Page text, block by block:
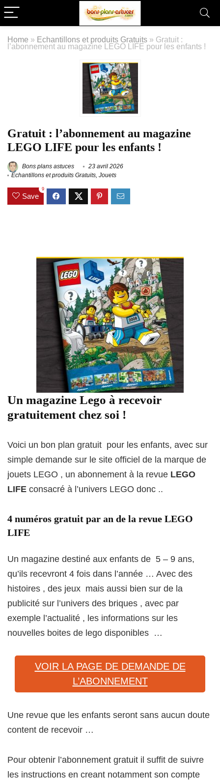
Home » Echantillons et produits Gratuits » Gratuit :
l’abonnement au magazine LEGO LIFE pour les enfants !
Gratuit : l’abonnement au magazine
LEGO LIFE pour les enfants !
Bons plans astuces
23 avril 2026
Echantillons et produits Gratuits, Jouets
Save
9
Un magazine Lego à recevoir
gratuitement chez soi !
Voici un bon plan gratuit pour les enfants, avec sur
simple demande sur le site officiel de la marque de
jouets LEGO , un abonnement à la revue LEGO
LIFE consacré à l’univers LEGO donc ..
4 numéros gratuit par an de la revue LEGO
LIFE
Un magazine destiné aux enfants de 5 – 9 ans,
qu’ils recevront 4 fois dans l’année … Avec des
histoires , des jeux mais aussi bien sur de la
publicité sur l’univers des briques , avec par
exemple l’actualité , les informations sur les
nouvelles boites de lego disponibles …
VOIR LA PAGE DE DEMANDE DE
L’ABONNEMENT
Une revue que les enfants seront sans aucun doute
content de recevoir …
Pour obtenir l’abonnement gratuit il suffit de suivre
les instructions en creant notamment son compte